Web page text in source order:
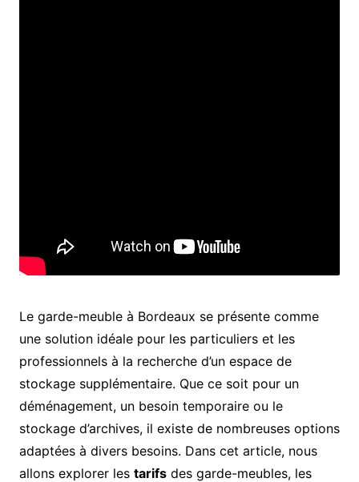
Le garde-meuble à Bordeaux se présente comme
une solution idéale pour les particuliers et les
professionnels à la recherche d’un espace de
stockage supplémentaire. Que ce soit pour un
déménagement, un besoin temporaire ou le
stockage d’archives, il existe de nombreuses options
adaptées à divers besoins. Dans cet article, nous
allons explorer les tarifsdes garde-meubles, les